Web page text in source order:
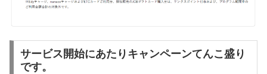
サービス開始にあたりキャンペーンてんこ盛り
です。